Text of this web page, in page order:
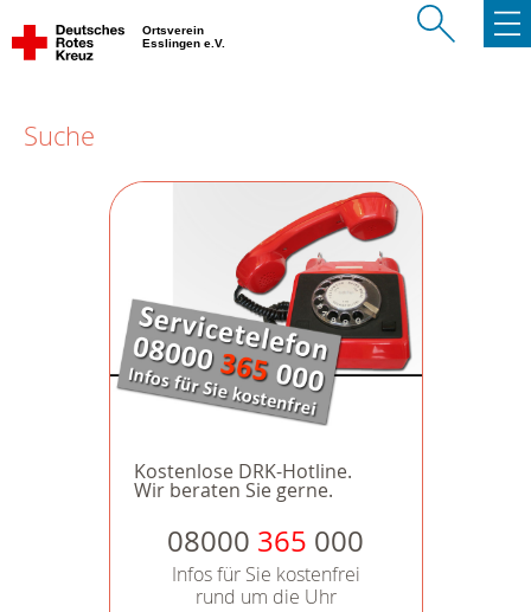
Ortsverein
Esslingen e.V.
Suche
Kostenlose DRK-Hotline.
Wir beraten Sie gerne.
08000 365 000
Infos für Sie kostenfrei
rund um die Uhr